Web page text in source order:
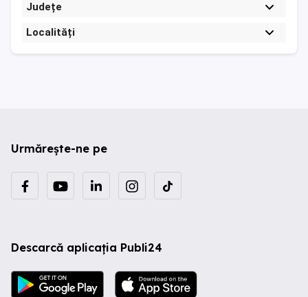
Județe
Localități
Urmărește-ne pe
Descarcă aplicația Publi24